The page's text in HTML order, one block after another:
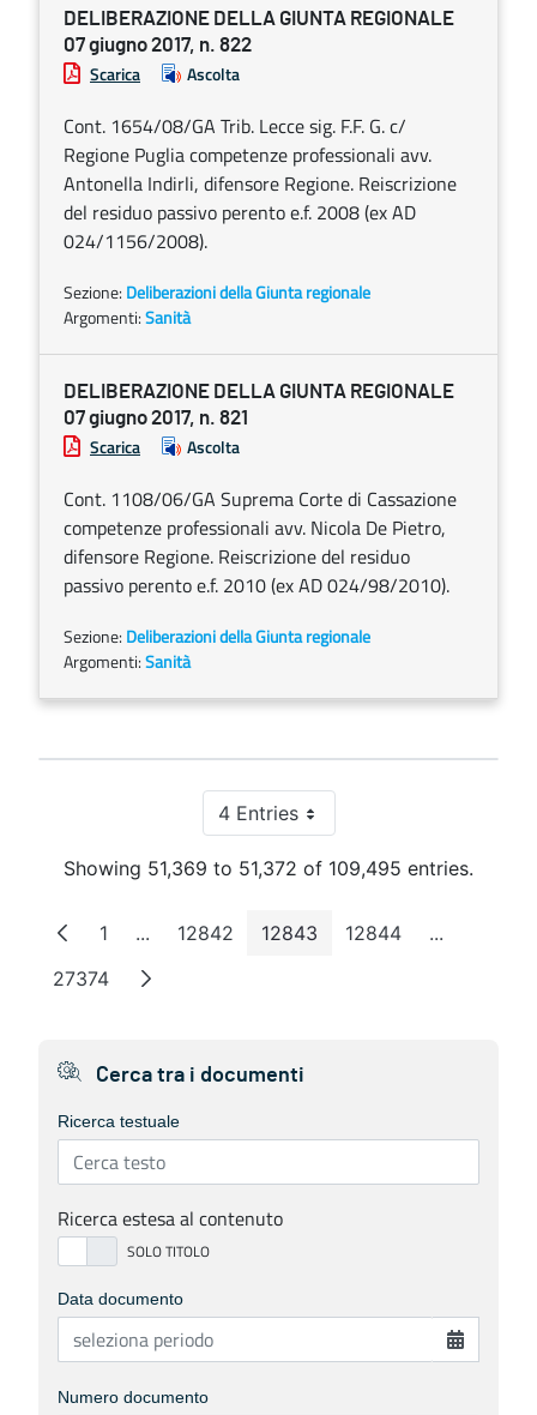
DELIBERAZIONE DELLA GIUNTA REGIONALE
07 giugno 2017, n. 822
Scarica Ascolta
Cont. 1654/08/GA Trib. Lecce sig. F.F. G. c/
Regione Puglia competenze professionali avv.
Antonella Indirli, difensore Regione. Reiscrizione
del residuo passivo perento e.f. 2008 (ex AD
024/1156/2008).
Sezione: Deliberazioni della Giunta regionale
Argomenti:Sanità
DELIBERAZIONE DELLA GIUNTA REGIONALE
07 giugno 2017, n. 821
Scarica Ascolta
Cont. 1108/06/GA Suprema Corte di Cassazione
competenze professionali avv. Nicola De Pietro,
difensore Regione. Reiscrizione del residuo
passivo perento e.f. 2010 (ex AD 024/98/2010).
Sezione: Deliberazioni della Giunta regionale
Argomenti:Sanità
4 EntriesPer Page
Showing 51,369 to 51,372 of 109,495 entries.
Page
1 ...Intermediate Pages
Page
12842 Page
12843 Page
12844 ...
Page
27374
Cerca tra i documenti
Ricerca testuale
Ricerca estesa al contenuto
Data documento
Numero documento